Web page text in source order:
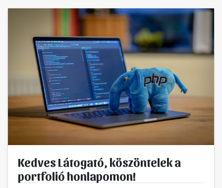
Kedves Látogató, köszöntelek a
portfolió honlapomon!